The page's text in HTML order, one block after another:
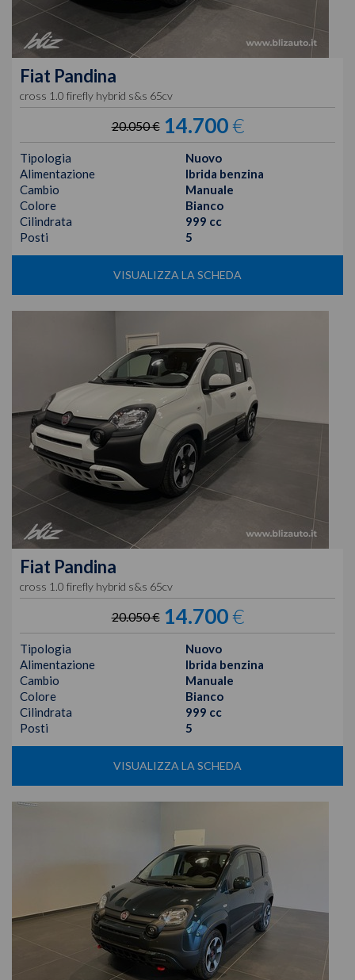
Fiat Pandina
cross 1.0 firefly hybrid s&s 65cv
20.050 € 14.700€
Tipologia
Nuovo
Alimentazione
Ibrida benzina
Cambio
Manuale
Colore
Bianco
Cilindrata
999 cc
Posti
5
VISUALIZZA LA SCHEDA
Fiat Pandina
cross 1.0 firefly hybrid s&s 65cv
20.050 € 14.700€
Tipologia
Nuovo
Alimentazione
Ibrida benzina
Cambio
Manuale
Colore
Bianco
Cilindrata
999 cc
Posti
5
VISUALIZZA LA SCHEDA